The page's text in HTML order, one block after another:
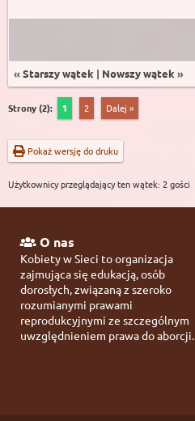
« Starszy wątek | Nowszy wątek »
Strony (2): 1 2 Dalej »
Pokaż wersję do druku
Użytkownicy przeglądający ten wątek: 2 gości
O nas
Kobiety w Sieci to organizacja
zajmująca się edukacją, osób
dorosłych, związaną z szeroko
rozumianymi prawami
reprodukcyjnymi ze szczególnym
uwzględnieniem prawa do aborcji.